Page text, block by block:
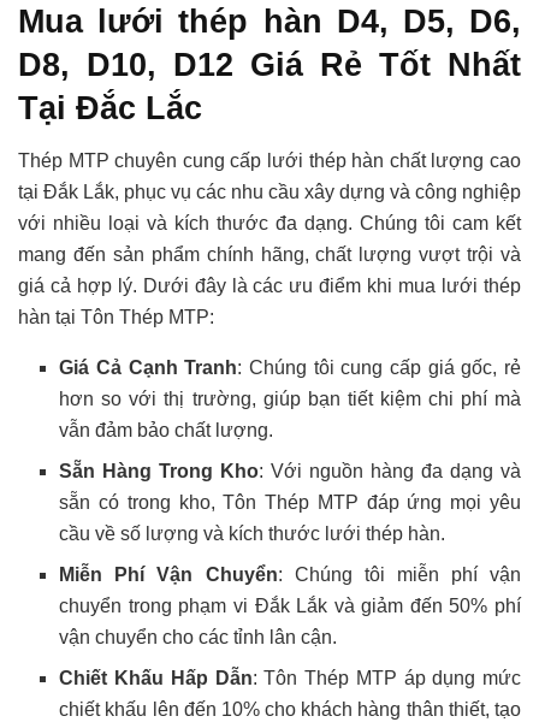
Mua lưới thép hàn D4, D5, D6,
D8, D10, D12 Giá Rẻ Tốt Nhất
Tại Đắc Lắc
Thép MTP chuyên cung cấp lưới thép hàn chất lượng cao
tại Đắk Lắk, phục vụ các nhu cầu xây dựng và công nghiệp
với nhiều loại và kích thước đa dạng. Chúng tôi cam kết
mang đến sản phẩm chính hãng, chất lượng vượt trội và
giá cả hợp lý. Dưới đây là các ưu điểm khi mua lưới thép
hàn tại Tôn Thép MTP:
Giá Cả Cạnh Tranh: Chúng tôi cung cấp giá gốc, rẻ
hơn so với thị trường, giúp bạn tiết kiệm chi phí mà
vẫn đảm bảo chất lượng.
Sẵn Hàng Trong Kho: Với nguồn hàng đa dạng và
sẵn có trong kho, Tôn Thép MTP đáp ứng mọi yêu
cầu về số lượng và kích thước lưới thép hàn.
Miễn Phí Vận Chuyển: Chúng tôi miễn phí vận
chuyển trong phạm vi Đắk Lắk và giảm đến 50% phí
vận chuyển cho các tỉnh lân cận.
Chiết Khấu Hấp Dẫn: Tôn Thép MTP áp dụng mức
chiết khấu lên đến 10% cho khách hàng thân thiết, tạo